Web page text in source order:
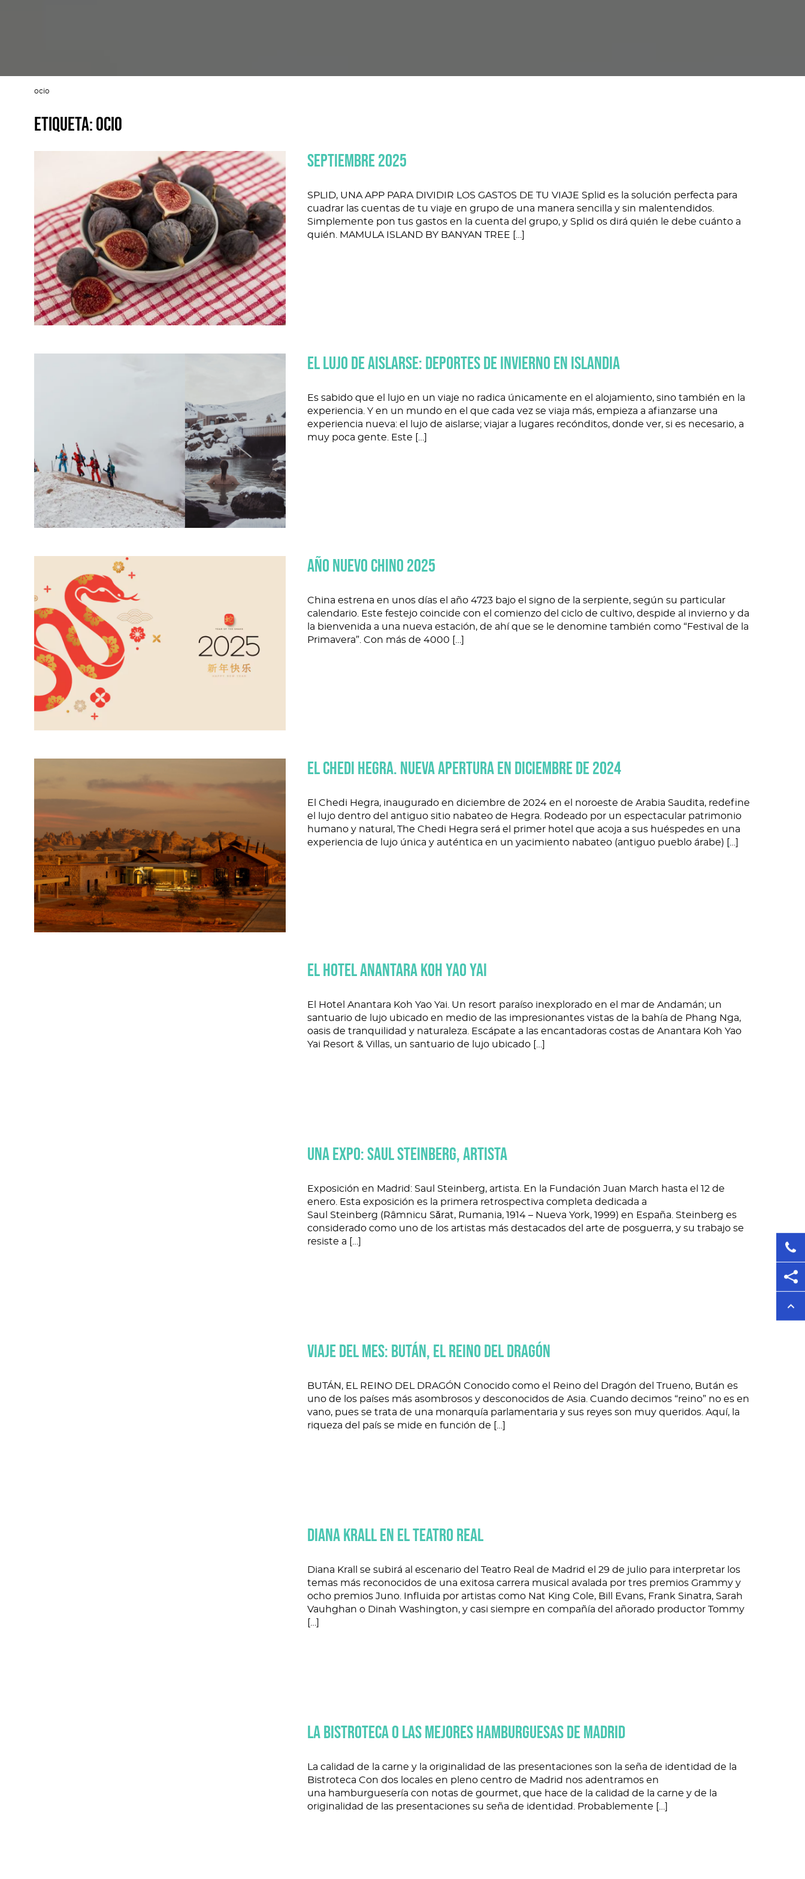
ocio
Etiqueta:ocio
SEPTIEMBRE 2025
SPLID, UNA APP PARA DIVIDIR LOS GASTOS DE TU VIAJE Splid es la solución perfecta para
cuadrar las cuentas de tu viaje en grupo de una manera sencilla y sin malentendidos.
Simplemente pon tus gastos en la cuenta del grupo, y Splid os dirá quién le debe cuánto a
quién. MAMULA ISLAND BY BANYAN TREE […]
EL LUJO DE AISLARSE: DEPORTES DE INVIERNO EN ISLANDIA
Es sabido que el lujo en un viaje no radica únicamente en el alojamiento, sino también en la
experiencia. Y en un mundo en el que cada vez se viaja más, empieza a afianzarse una
experiencia nueva: el lujo de aislarse; viajar a lugares recónditos, donde ver, si es necesario, a
muy poca gente. Este […]
AÑO NUEVO CHINO 2025
China estrena en unos días el año 4723 bajo el signo de la serpiente, según su particular
calendario. Este festejo coincide con el comienzo del ciclo de cultivo, despide al invierno y da
la bienvenida a una nueva estación, de ahí que se le denomine también como “Festival de la
Primavera”. Con más de 4000 […]
EL CHEDI HEGRA. NUEVA APERTURA EN DICIEMBRE DE 2024
El Chedi Hegra, inaugurado en diciembre de 2024 en el noroeste de Arabia Saudita, redefine
el lujo dentro del antiguo sitio nabateo de Hegra. Rodeado por un espectacular patrimonio
humano y natural, The Chedi Hegra será el primer hotel que acoja a sus huéspedes en una
experiencia de lujo única y auténtica en un yacimiento nabateo (antiguo pueblo árabe) […]
EL HOTEL ANANTARA KOH YAO YAI
El Hotel Anantara Koh Yao Yai. Un resort paraíso inexplorado en el mar de Andamán; un
santuario de lujo ubicado en medio de las impresionantes vistas de la bahía de Phang Nga,
oasis de tranquilidad y naturaleza. Escápate a las encantadoras costas de Anantara Koh Yao
Yai Resort & Villas, un santuario de lujo ubicado […]
Exposición en Madrid: Saul Steinberg, artista. En la Fundación Juan March hasta el 12 de
enero. Esta exposición es la primera retrospectiva completa dedicada a
Saul Steinberg (Râmnicu Sărat, Rumania, 1914 – Nueva York, 1999) en España. Steinberg es
considerado como uno de los artistas más destacados del arte de posguerra, y su trabajo se
Viaje del mes: BUTÁN, EL REINO DEL DRAGÓN
BUTÁN, EL REINO DEL DRAGÓN Conocido como el Reino del Dragón del Trueno, Bután es
uno de los países más asombrosos y desconocidos de Asia. Cuando decimos “reino” no es en
DIANA KRALL EN EL TEATRO REAL
Diana Krall se subirá al escenario del Teatro Real de Madrid el 29 de julio para interpretar los
temas más reconocidos de una exitosa carrera musical avalada por tres premios Grammy y
LA BISTROTECA O LAS MEJORES HAMBURGUESAS DE MADRID
La calidad de la carne y la originalidad de las presentaciones son la seña de identidad de la